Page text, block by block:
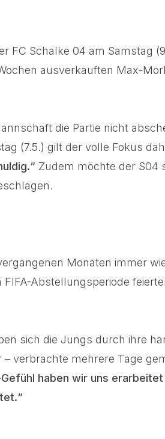
Schalke 04 am Samstag
ausverkauften Max-
die Partie nicht
(7.5.) gilt der volle Fokus
Zudem möchte der S04
Monaten immer
Abstellungsperiode
sich die Jungs durch ihre
verbrachte mehrere Tage
Gefühl haben wir uns